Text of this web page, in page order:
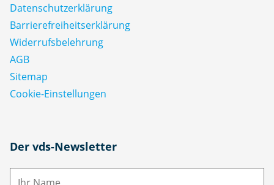
Datenschutz­erklärung
Barrierefreiheitserklärung
Widerrufsbelehrung
AGB
Sitemap
Cookie-Einstellungen
Der vds-Newsletter
N